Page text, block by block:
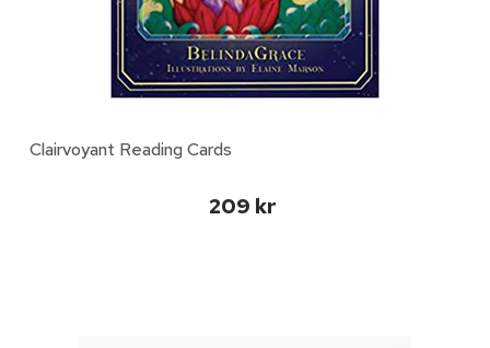
Clairvoyant Reading Cards
209 kr